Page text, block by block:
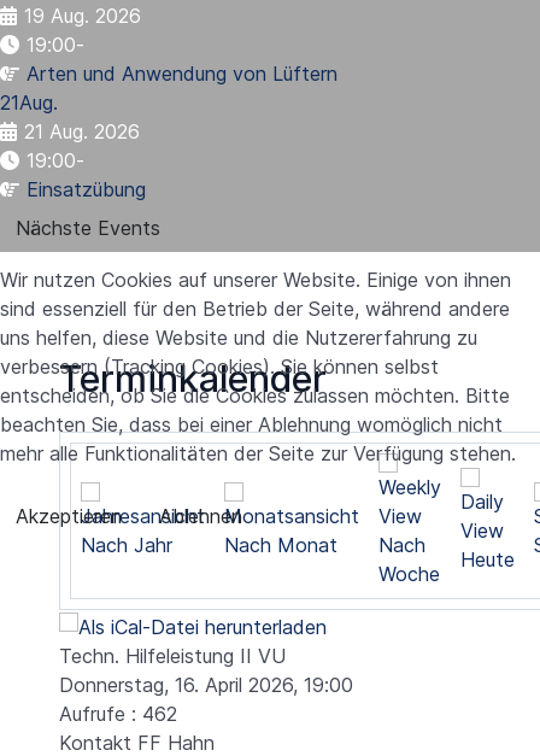
19 Aug. 2026
19:00-
Arten und Anwendung von Lüftern
21Aug.
21 Aug. 2026
19:00-
Einsatzübung
Nächste Events
Terminkalender
Nach Jahr Nach Monat
Nach
Woche
Heute
Techn. Hilfeleistung II VU
Donnerstag, 16. April 2026, 19:00
Aufrufe : 462
Kontakt FF Hahn
Wir nutzen Cookies auf unserer Website. Einige von ihnen
sind essenziell für den Betrieb der Seite, während andere
uns helfen, diese Website und die Nutzererfahrung zu
verbessern (Tracking Cookies). Sie können selbst
entscheiden, ob Sie die Cookies zulassen möchten. Bitte
beachten Sie, dass bei einer Ablehnung womöglich nicht
mehr alle Funktionalitäten der Seite zur Verfügung stehen.
Akzeptieren Ablehnen